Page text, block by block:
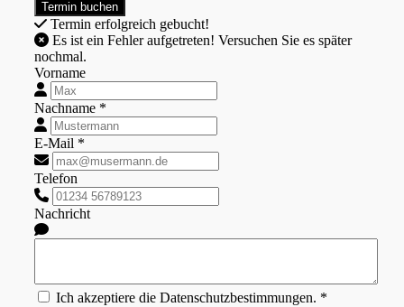
Termin erfolgreich gebucht!
nochmal.
Vorname
Nachname *
E-Mail *
Telefon
Nachricht
Ich akzeptiere die Datenschutzbestimmungen. *